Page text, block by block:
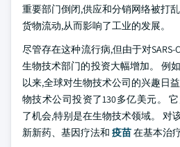
重要部门倒闭,供应和分销网络被打
货物流动,从而影响了工业的发展。
尽管存在这种流行病,但由于对
生物技术部门的投资大幅增加。 例
以来,全球对生物技术公司的兴趣日
物技术公司投资了130多亿美元。
了机会,特别是在生物技术领域。 对
新新药、基因疗法和 疫苗在基本治